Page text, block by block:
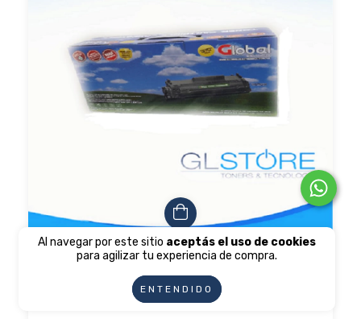
Al navegar por este sitio aceptás el uso de cookies
para agilizar tu experiencia de compra.
ENTENDIDO
Toner Alternativo 83a Cf283a 283a M127 M127f
M125 M201 M225